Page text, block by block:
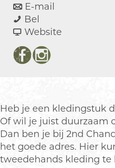
c
e
S
h
o
a
r
a
n
c
e
S
E-mail
a
h
a
n
c
e
Bel
n
d
C
c
e
S
h
o
Website
C
h
a
n
c
F
b
o
o
k
2
I
a
g
r
a
m
Heb je een kledingstuk
Of wil je juist duurzaam
Dan ben je bij 2nd
het goede adres. Hier
tweedehands kleding te